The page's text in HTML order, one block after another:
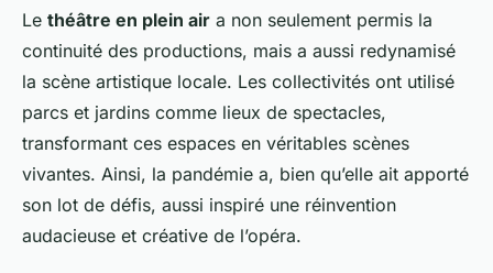
Le théâtre en plein air a non seulement permis la
continuité des productions, mais a aussi redynamisé
la scène artistique locale. Les collectivités ont utilisé
parcs et jardins comme lieux de spectacles,
transformant ces espaces en véritables scènes
vivantes. Ainsi, la pandémie a, bien qu’elle ait apporté
son lot de défis, aussi inspiré une réinvention
audacieuse et créative de l’opéra.